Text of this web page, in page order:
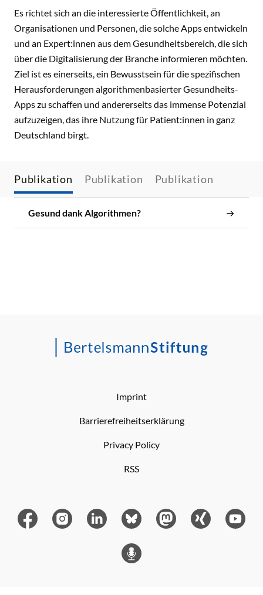
Es richtet sich an die interessierte Öffentlichkeit, an
Organisationen und Personen, die solche Apps entwickeln
und an Expert:innen aus dem Gesundheitsbereich, die sich
über die Digitalisierung der Branche informieren möchten.
Ziel ist es einerseits, ein Bewusstsein für die spezifischen
Herausforderungen algorithmenbasierter Gesundheits-
Apps zu schaffen und andererseits das immense Potenzial
aufzuzeigen, das ihre Nutzung für Patient:innen in ganz
Deutschland birgt.
Publikation Publikation Publikation
Gesund dank Algorithmen?
Imprint
Barrierefreiheitserklärung
Privacy Policy
RSS